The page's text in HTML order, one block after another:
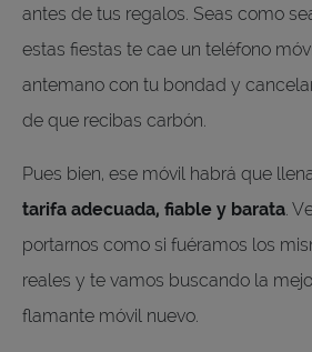
antes de tus regalos. Seas como
estas fiestas te cae un teléfono
antemano con tu bondad y
de que recibas carbón.
Pues bien, ese móvil habrá que
tarifa adecuada, fiable y barata.
portarnos como si fuéramos los
reales y te vamos buscando la
flamante móvil nuevo.